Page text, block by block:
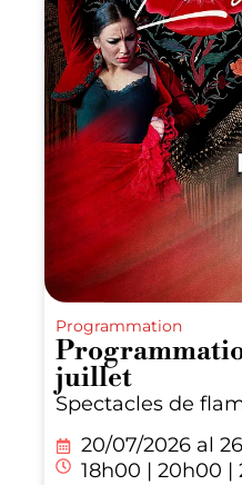
Programmation
juillet
Spectacles de
20/07/2026 al
18h00 | 20h00 |